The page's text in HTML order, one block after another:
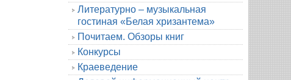
Литературно – музыкальная
гостиная «Белая хризантема»
Почитаем. Обзоры книг
Конкурсы
Краеведение